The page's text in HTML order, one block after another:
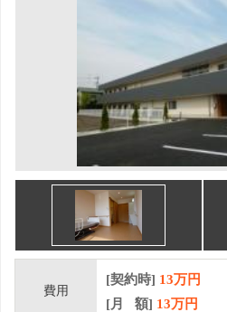
費用
[契約時] 13万円
[月 額] 13万円